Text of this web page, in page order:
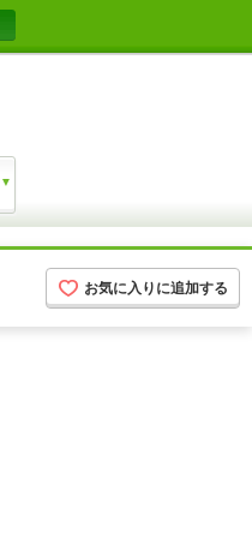
お気に入りに追加する